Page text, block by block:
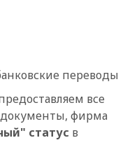
переводы
все
документы, фирма
статус в